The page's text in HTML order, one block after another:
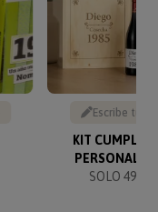
Escribe tu
KIT
SOLO 49.90